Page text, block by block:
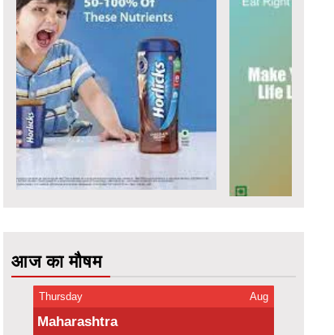
आज का मौषम
Thursday Aug
Maharashtra